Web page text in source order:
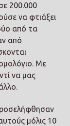
200.000
να φτιάξει
από τα
από
Με
να μας
μόλις 10